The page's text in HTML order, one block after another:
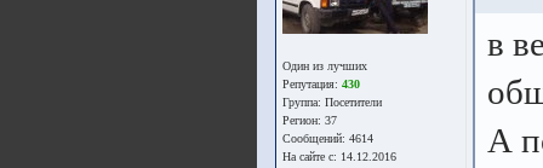
Один из лучших
Репутация: 430
Группа: Посетители
Регион: 37
Сообщений: 4614
На сайте с: 14.12.2016
в
А